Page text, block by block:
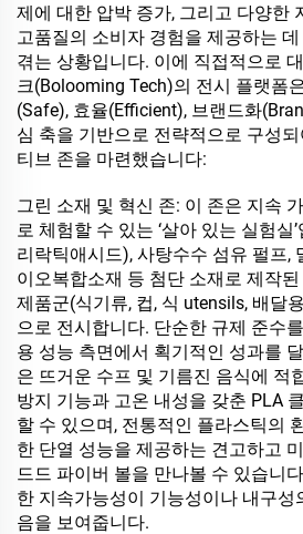
제에 대한 압박 증가, 그리고 다양한
고품질의 소비자 경험을 제공하는
겪는 상황입니다. 이에 직접적으로
크(Bolooming Tech)의 전시 플랫폼
(Safe), 효율(Efficient), 브랜드화
심 축을 기반으로 전략적으로 구성
티브 존을 마련했습니다:
그린 소재 및 혁신 존: 이 존은 지속
로 체험할 수 있는 ‘살아 있는 실험실
리락틱애시드), 사탕수수 섬유 펄프,
이오복합소재 등 첨단 소재로 제작
제품군(식기류, 컵, 식 utensils, 배달
으로 전시합니다. 단순한 규제 준수
용 성능 측면에서 획기적인 성과를
은 뜨거운 수프 및 기름진 음식에 적
방지 기능과 고온 내성을 갖춘 PLA
할 수 있으며, 전통적인 플라스틱의
한 단열 성능을 제공하는 견고하고
드드 파이버 볼을 만나볼 수 있습니
한 지속가능성이 기능성이나 내구성
음을 보여줍니다.